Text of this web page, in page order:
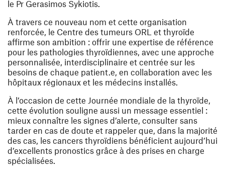
le Pr Gerasimos Sykiotis.
À travers ce nouveau nom et cette organisation
renforcée, le Centre des tumeurs ORL et thyroïde
affirme son ambition : offrir une expertise de référence
pour les pathologies thyroïdiennes, avec une approche
personnalisée, interdisciplinaire et centrée sur les
besoins de chaque patient.e, en collaboration avec les
hôpitaux régionaux et les médecins installés.
À l’occasion de cette Journée mondiale de la thyroïde,
cette évolution souligne aussi un message essentiel :
mieux connaître les signes d’alerte, consulter sans
tarder en cas de doute et rappeler que, dans la majorité
des cas, les cancers thyroïdiens bénéficient aujourd’hui
d’excellents pronostics grâce à des prises en charge
spécialisées.